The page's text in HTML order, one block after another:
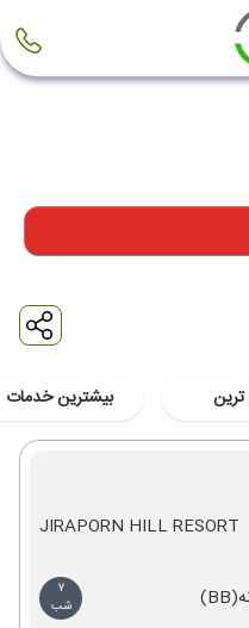
بیشترین خدمات
JIRAPORN HILL RESORT
(BB)
7
شب